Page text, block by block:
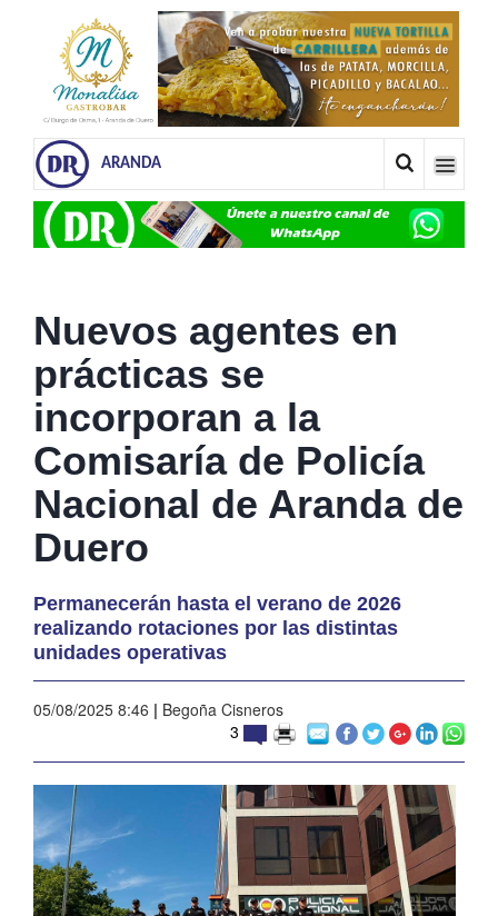
ARANDA
Nuevos agentes en
prácticas se
incorporan a la
Comisaría de Policía
Nacional de Aranda de
Duero
Permanecerán hasta el verano de 2026
realizando rotaciones por las distintas
unidades operativas
05/08/2025 8:46 | Begoña Cisneros
3